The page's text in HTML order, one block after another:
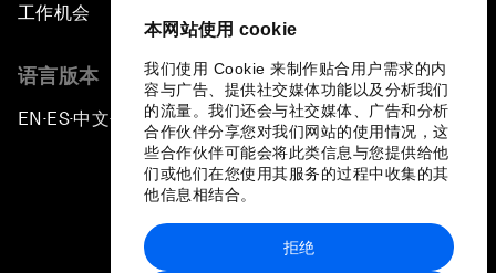
本网站使用 cookie
我们使用 Cookie 来制作贴合用户需求的内
容与广告、提供社交媒体功能以及分析我们
的流量。我们还会与社交媒体、广告和分析
合作伙伴分享您对我们网站的使用情况，这
些合作伙伴可能会将此类信息与您提供给他
们或他们在您使用其服务的过程中收集的其
他信息相结合。
拒绝
工作机会
语言版本
EN ▪ES▪中文▪ 日本語